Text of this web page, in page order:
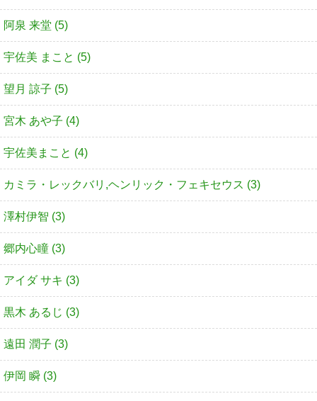
阿泉 来堂 (5)
宇佐美 まこと (5)
望月 諒子 (5)
宮木 あや子 (4)
宇佐美まこと (4)
カミラ・レックバリ,ヘンリック・フェキセウス (3)
澤村伊智 (3)
郷内心瞳 (3)
アイダ サキ (3)
黒木 あるじ (3)
遠田 潤子 (3)
伊岡 瞬 (3)